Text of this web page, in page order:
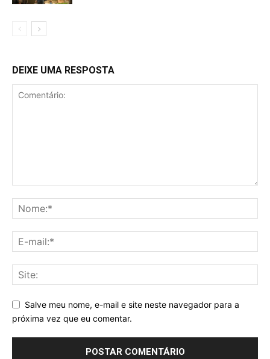
DEIXE UMA RESPOSTA
Salve meu nome, e-mail e site neste navegador para a
próxima vez que eu comentar.